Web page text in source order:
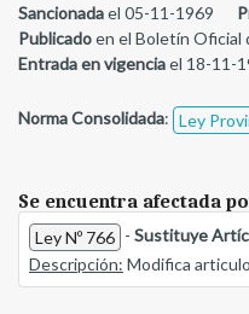
Sancionadael 05-11-1969
Publicadoen el Boletín Oficial
Entrada en vigenciael 18-11-
Norma Consolidada: Ley
Se encuentra afectada
Ley Nº 766 - Sustituye
Descripción: Modifica